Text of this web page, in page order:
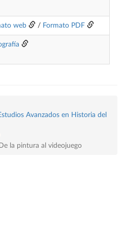
web / Formato PDF
Avanzados en Historia del
la pintura al videojuego